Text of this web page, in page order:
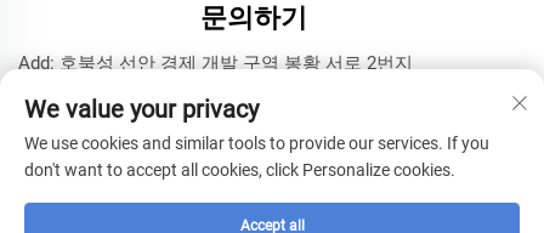
문의하기
Add: 호북성 선안 경제 개발 구역 봉황 서로 2번지
전화번호:+8615272063961
이메일: [email protected]
저작권 © 2025 시안닝 TYI 모델 기술 회사 -
We value your privacy
We use cookies and similar tools to provide our services. If you
don't want to accept all cookies, click Personalize cookies.
Accept all